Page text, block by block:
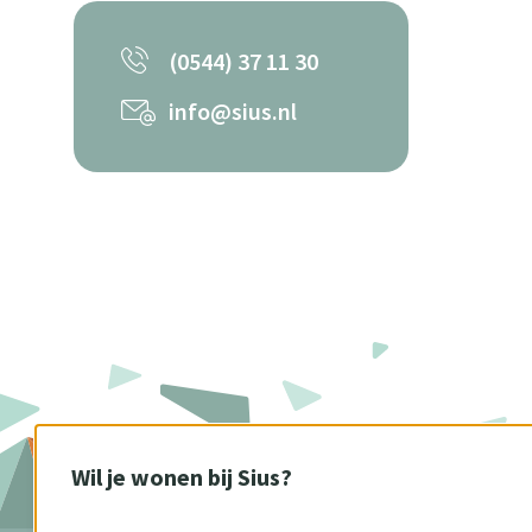
Wil je wonen bij Sius?
(0544) 37 11 30
info@sius.nl